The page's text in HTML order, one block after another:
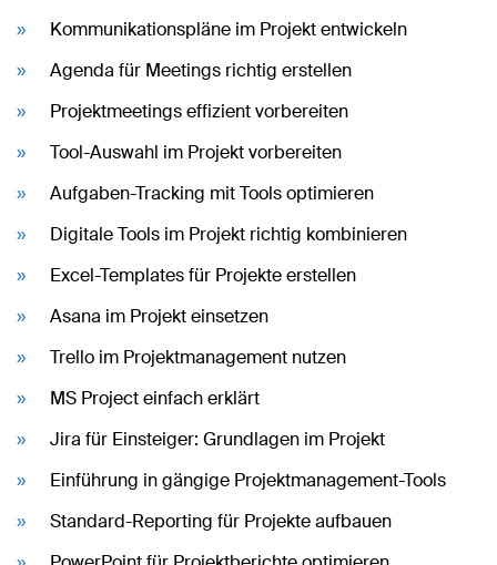
Kommunikationspläne im Projekt entwickeln
Agenda für Meetings richtig erstellen
Projektmeetings effizient vorbereiten
Tool-Auswahl im Projekt vorbereiten
Aufgaben-Tracking mit Tools optimieren
Digitale Tools im Projekt richtig kombinieren
Excel-Templates für Projekte erstellen
Asana im Projekt einsetzen
Trello im Projektmanagement nutzen
MS Project einfach erklärt
Jira für Einsteiger: Grundlagen im Projekt
Einführung in gängige Projektmanagement-Tools
Standard-Reporting für Projekte aufbauen